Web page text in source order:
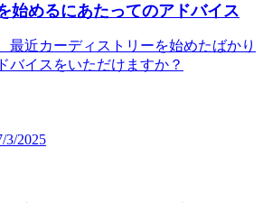
始めるにあたってのアドバイス
最近カーディストリーを始めたばかり
バイスをいただけますか？
3/2025